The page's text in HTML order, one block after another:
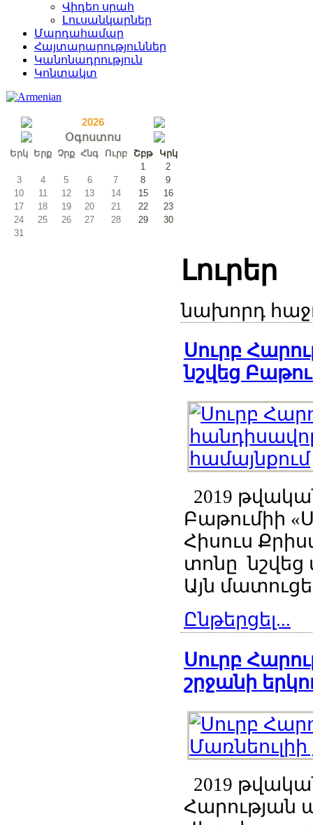
Վիդեո սրահ
Լուսանկարներ
Մարդահամար
Հայտարարություններ
Կանոնադրություն
Կոնտակտ
2026
Օգոստոս
Երկ Երք Չրք Հնգ Ուրբ Շբթ
Կրկ
1
2
3
4 5 6 7 8
9
10
11 12 13 14 15
16
17
18 19 20 21 22
23
24
25 26 27 28 29
30
31
Լուրեր
նախորդ
Սուրբ
նշվեց
2019
Բաթումիի
Հիսուս
տոնը
Այն
Ընթերցել...
Սուրբ
շրջանի
2019
Հարության